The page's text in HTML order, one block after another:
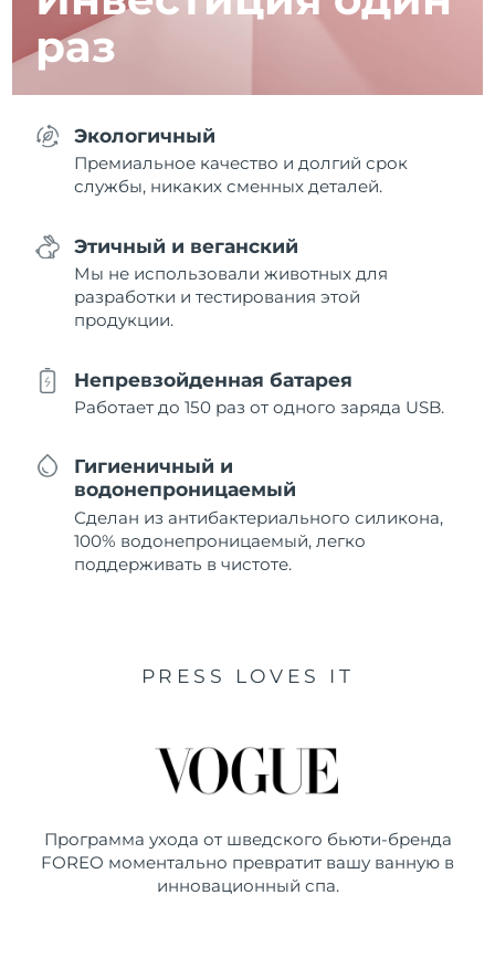
раз
Экологичный
Премиальное качество и долгий срок
службы, никаких сменных деталей.
Этичный и веганский
Мы не использовали животных для
разработки и тестирования этой
продукции.
Непревзойденная батарея
Работает до 150 раз от одного заряда USB.
Гигиеничный и
водонепроницаемый
Сделан из антибактериального силикона,
100% водонепроницаемый, легко
поддерживать в чистоте.
PRESS LOVES IT
Программа ухода от шведского бьюти-бренда
FOREO моментально превратит вашу ванную в
инновационный спа.